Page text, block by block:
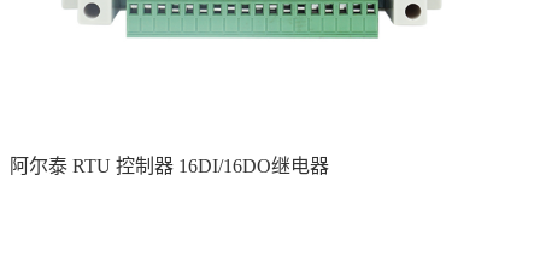
阿尔泰 RTU 控制器 16DI/16DO继电器